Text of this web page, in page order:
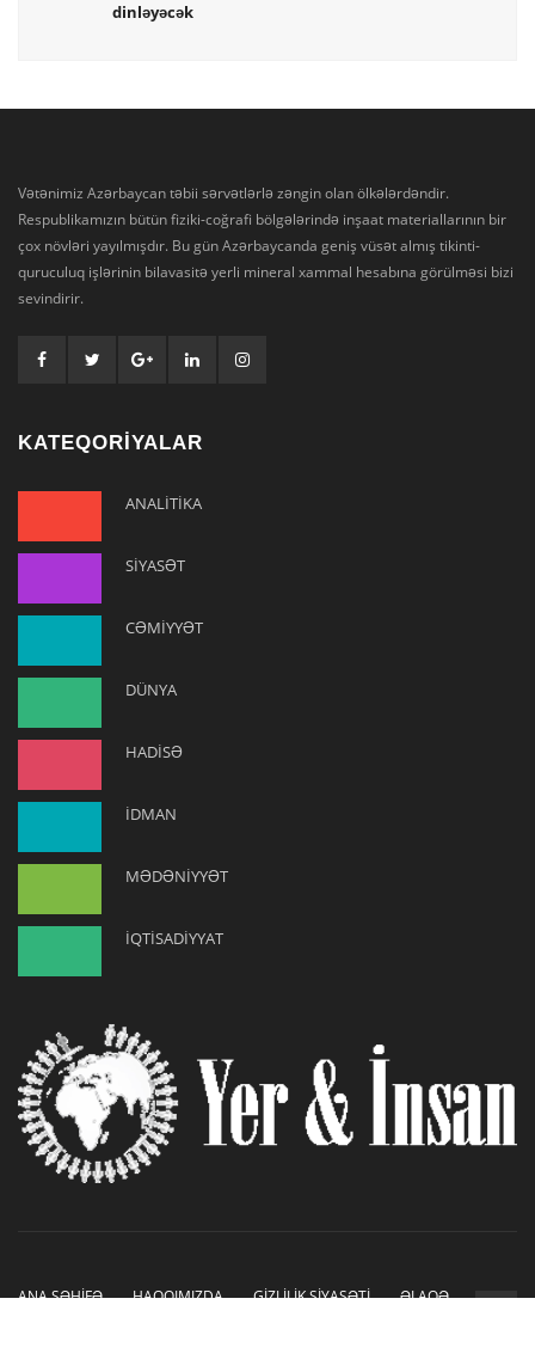
dinləyəcək
Vətənimiz Azərbaycan təbii sərvətlərlə zəngin olan ölkələrdəndir.
Respublikamızın bütün fiziki-coğrafi bölgələrində inşaat materiallarının bir
çox növləri yayılmışdır. Bu gün Azərbaycanda geniş vüsət almış tikinti-
quruculuq işlərinin bilavasitə yerli mineral xammal hesabına görülməsi bizi
sevindirir.
KATEQORİYALAR
ANALİTİKA
SİYASƏT
CƏMİYYƏT
DÜNYA
HADİSƏ
İDMAN
MƏDƏNİYYƏT
İQTİSADİYYAT
ANA SƏHİFƏ HAQQIMIZDA GİZLİLİK SİYASƏTİ
ƏLAQƏ